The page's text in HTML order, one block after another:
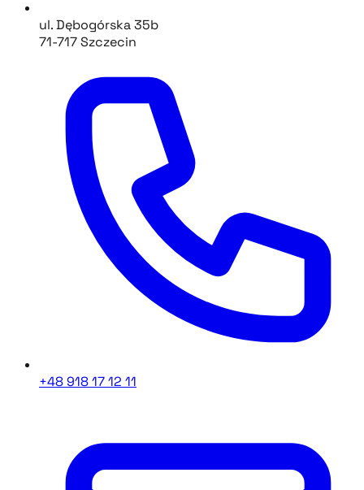
ul. Dębogórska 35b
71-717 Szczecin
+48 918 17 12 11